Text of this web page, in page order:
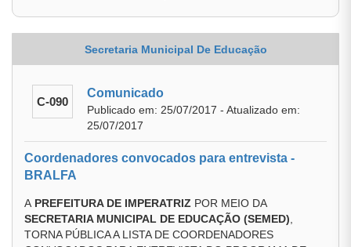
Secretaria Municipal De Educação
C-090
Comunicado
Publicado em: 25/07/2017 - Atualizado em:
25/07/2017
Coordenadores convocados para entrevista -
BRALFA
A PREFEITURA DE IMPERATRIZ POR MEIO DA
SECRETARIA MUNICIPAL DE EDUCAÇÃO (SEMED)
TORNA PÚBLICA A LISTA DE COORDENADORES